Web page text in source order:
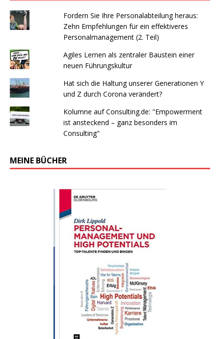
Fordern Sie Ihre Personalabteilung heraus:
Zehn Empfehlungen für ein effektiveres
Personalmanagement (2. Teil)
Agiles Lernen als zentraler Baustein einer
neuen Führungskultur
Hat sich die Haltung unserer Generationen Y
und Z durch Corona verändert?
Kolumne auf Consulting.de: "Empowerment
ist ansteckend – ganz besonders im
Consulting"
MEINE BÜCHER